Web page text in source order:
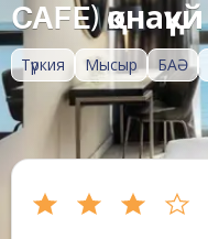
Түркия Мысыр БАӘ
CAFE) қонақүй